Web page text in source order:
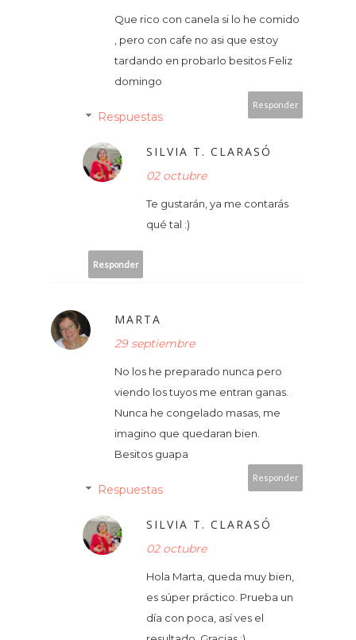
Que rico con canela si lo he comido
, pero con cafe no asi que estoy
tardando en probarlo besitos Feliz
domingo
Responder
Respuestas
SILVIA T. CLARASÓ
02 octubre
Te gustarán, ya me contarás
qué tal :)
Responder
MARTA
29 septiembre
No los he preparado nunca pero
viendo los tuyos me entran ganas.
Nunca he congelado masas, me
imagino que quedaran bien.
Besitos guapa
Responder
Respuestas
SILVIA T. CLARASÓ
02 octubre
Hola Marta, queda muy bien,
es súper práctico. Prueba un
día con poca, así ves el